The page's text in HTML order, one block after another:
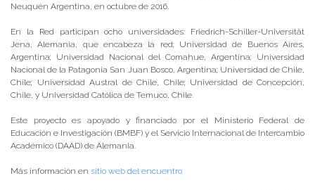
Neuquén Argentina, en octubre de 2016.
En la Red participan ocho universidades: Friedrich-Schiller-Universität
Jena, Alemania, que encabeza la red; Universidad de Buenos Aires,
Argentina; Universidad Nacional del Comahue, Argentina; Universidad
Nacional de la Patagonia San Juan Bosco, Argentina; Universidad de Chile,
Chile; Universidad Austral de Chile, Chile; Universidad de Concepción,
Chile, y Universidad Católica de Temuco, Chile.
Este proyecto es apoyado y financiado por el Ministerio Federal de
Educación e Investigación (BMBF) y el Servicio Internacional de Intercambio
Académico (DAAD) de Alemania.
Más información en sitio web del encuentro